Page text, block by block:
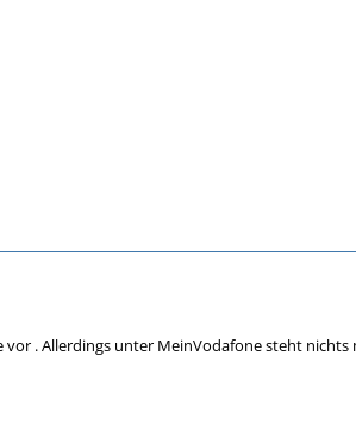
vor . Allerdings unter MeinVodafone steht nichts